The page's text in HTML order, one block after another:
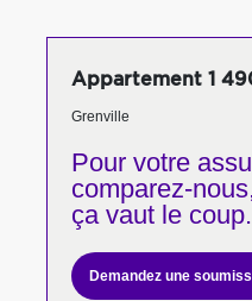
Appartement 1
Grenville
Pour votre
comparez-
ça vaut le coup.
Demandez une